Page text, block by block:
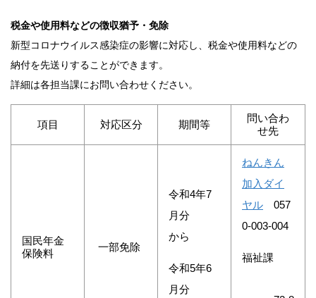
税金や使用料などの徴収猶予・免除
新型コロナウイルス感染症の影響に対応し、税金や使用料などの
納付を先送りすることができます。
詳細は各担当課にお問い合わせください。
項目 対応区分 期間等
問い合わ
せ先
国民年金
保険料
一部免除
令和4年7
月分
から
令和5年6
月分
ねんきん
加入ダイ
ヤル 057
0-003-004
福祉課